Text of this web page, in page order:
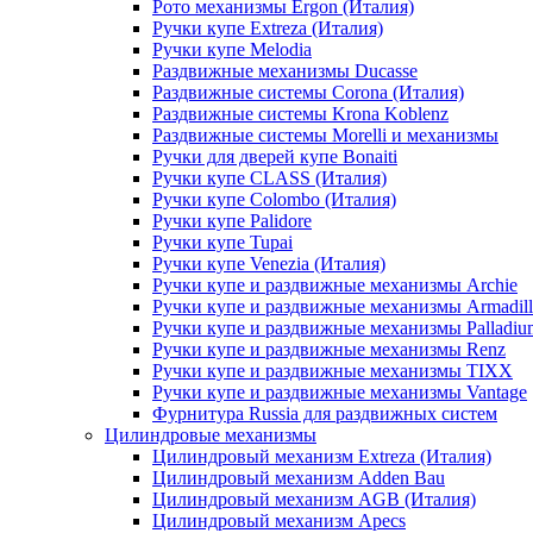
Рото механизмы Ergon (Италия)
Ручки купе Extreza (Италия)
Ручки купе Melodia
Раздвижные механизмы Ducasse
Раздвижные системы Corona (Италия)
Раздвижные системы Krona Koblenz
Раздвижные системы Morelli и механизмы
Ручки для дверей купе Bonaiti
Ручки купе CLASS (Италия)
Ручки купе Colombo (Италия)
Ручки купе Palidore
Ручки купе Tupai
Ручки купе Venezia (Италия)
Ручки купе и раздвижные механизмы Archie
Ручки купе и раздвижные механизмы
Ручки купе и раздвижные механизмы
Ручки купе и раздвижные механизмы Renz
Ручки купе и раздвижные механизмы TIXX
Ручки купе и раздвижные механизмы Vantage
Фурнитура Russia для раздвижных систем
Цилиндровые механизмы
Цилиндровый механизм Extreza (Италия)
Цилиндровый механизм Adden Bau
Цилиндровый механизм AGB (Италия)
Цилиндровый механизм Apecs